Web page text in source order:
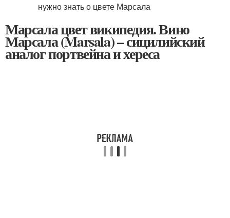
Марсала цвет википедия. Вино
Марсала (Marsala) – сицилийский
аналог портвейна и хереса